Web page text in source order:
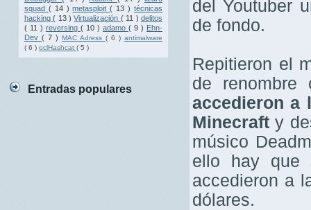
squad ( 14 )metasploit( 13 ) técnicas
hacking( 13 )Virtualización ( 11 ) delitos
( 11 ) reversing ( 10 ) adamo ( 9 ) Ehn-
Dev ( 7 ) MAC Adress ( 6 ) antimalware
( 6 ) oclHashcat ( 5 )
Entradas populares
del Youtuber
de fondo.
Repitieron el
de
accedieron a
Minecraft y
músico
ello hay que
accedieron a
dólares.